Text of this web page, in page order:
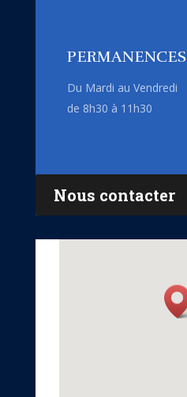
PERMANENCES
Du Mardi au Vendredi
de 8h30 à 11h30
Nous contacter